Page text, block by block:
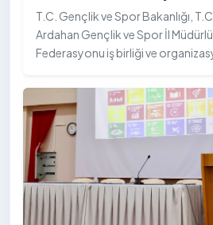
Ödül Töreni’ne Katıldı
T.C. Gençlik ve Spor Bakanlığı,
Ardahan Gençlik ve Spor İl
Federasyonu iş birliği ve
Sezonu Tekerlekli Kayak Türkiye
Temmuz 2026 tarihlerinde
Yerleşkesi ev sahipliğinde